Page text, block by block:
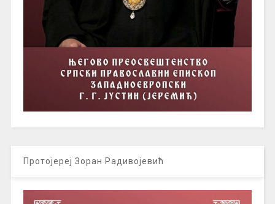
Протојереј Зоран Радивојевић